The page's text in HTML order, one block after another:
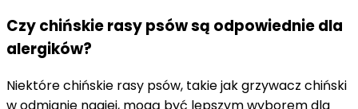
Czy chińskie rasy psów są odpowiednie dla
alergików?
Niektóre chińskie rasy psów, takie jak grzywacz chiński